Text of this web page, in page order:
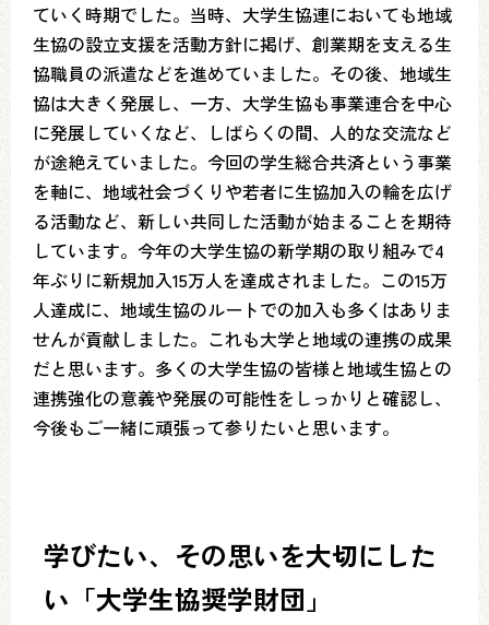
ていく時期でした。当時、大学生協連においても地域
生協の設立支援を活動方針に掲げ、創業期を支える生
協職員の派遣などを進めていました。その後、地域生
協は大きく発展し、一方、大学生協も事業連合を中心
に発展していくなど、しばらくの間、人的な交流など
が途絶えていました。今回の学生総合共済という事業
を軸に、地域社会づくりや若者に生協加入の輪を広げ
る活動など、新しい共同した活動が始まることを期待
しています。今年の大学生協の新学期の取り組みで4
年ぶりに新規加入15万人を達成されました。この15万
人達成に、地域生協のルートでの加入も多くはありま
せんが貢献しました。これも大学と地域の連携の成果
だと思います。多くの大学生協の皆様と地域生協との
連携強化の意義や発展の可能性をしっかりと確認し、
今後もご一緒に頑張って参りたいと思います。
学びたい、その思いを大切にした
い「大学生協奨学財団」